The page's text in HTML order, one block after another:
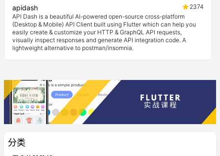
分类
apidash
2374
API Dash is a beautiful AI-powered open-source cross-platform
(Desktop & Mobile) API Client built using Flutter which can help you
easily create & customize your HTTP & GraphQL API requests,
visually inspect responses and generate API integration code. A
lightweight alternative to postman/insomnia.